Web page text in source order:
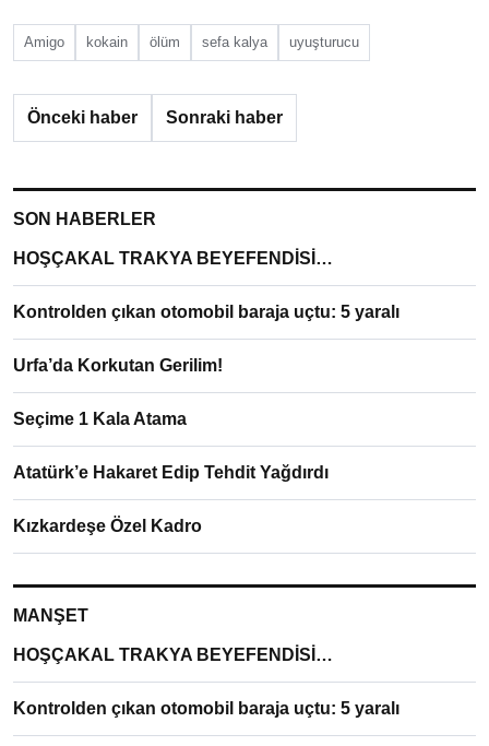
Amigo kokain ölüm sefa kalya uyuşturucu
Önceki haber Sonraki haber
SON HABERLER
HOŞÇAKAL TRAKYA BEYEFENDİSİ…
Kontrolden çıkan otomobil baraja uçtu: 5 yaralı
Urfa’da Korkutan Gerilim!
Seçime 1 Kala Atama
Atatürk’e Hakaret Edip Tehdit Yağdırdı
Kızkardeşe Özel Kadro
MANŞET
HOŞÇAKAL TRAKYA BEYEFENDİSİ…
Kontrolden çıkan otomobil baraja uçtu: 5 yaralı